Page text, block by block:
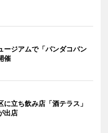
ージアムで「パンダコパン
催
に立ち飲み店「酒テラス」
出店